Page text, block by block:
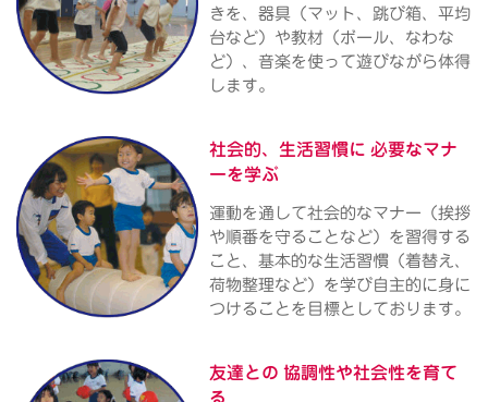
きを、器具（マット、跳び箱、平均
台など）や教材（ボール、なわな
ど）、音楽を使って遊びながら体得
します。
社会的、生活習慣に 必要なマナ
ーを学ぶ
運動を通して社会的なマナー（挨拶
や順番を守ることなど）を習得する
こと、基本的な生活習慣（着替え、
荷物整理など）を学び自主的に身に
つけることを目標としております。
友達との 協調性や社会性を育て
る